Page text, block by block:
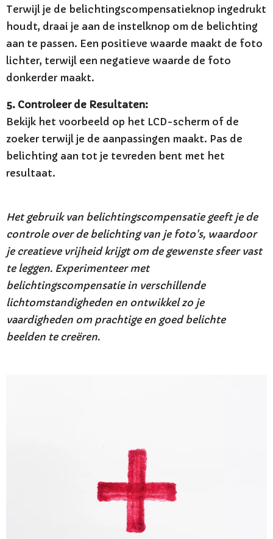
Terwijl je de belichtingscompensatieknop ingedrukt
houdt, draai je aan de instelknop om de belichting
aan te passen. Een positieve waarde maakt de foto
lichter, terwijl een negatieve waarde de foto
donkerder maakt.
5. Controleer de Resultaten:
Bekijk het voorbeeld op het LCD-scherm of de
zoeker terwijl je de aanpassingen maakt. Pas de
belichting aan tot je tevreden bent met het
resultaat.
Het gebruik van belichtingscompensatie geeft je de
controle over de belichting van je foto's, waardoor
je creatieve vrijheid krijgt om de gewenste sfeer vast
te leggen. Experimenteer met
belichtingscompensatie in verschillende
lichtomstandigheden en ontwikkel zo je
vaardigheden om prachtige en goed belichte
beelden te creëren.